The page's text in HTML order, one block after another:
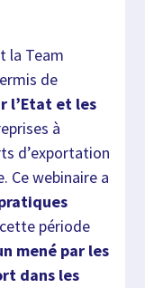
la Team
de
l’Etat et les
à
d’exportation
Ce webinaire a
période
mené par les
dans les